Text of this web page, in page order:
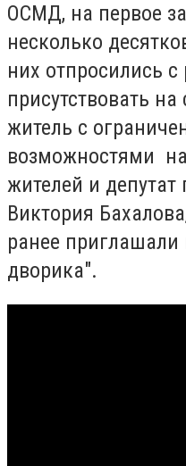
ОСМД, на первое
несколько
них отпросились
присутствовать
житель с
возможностями
жителей и депутат
Виктория
ранее
дворика".